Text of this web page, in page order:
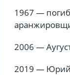
1967 —
2006 —
2019 — Юрий